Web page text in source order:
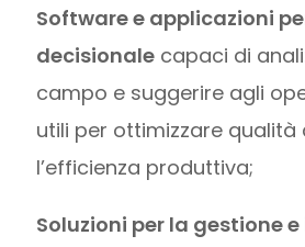
Software e applicazioni
decisionale capaci di
campo e suggerire agli
utili per ottimizzare
l’efficienza produttiva;
Soluzioni per la gestione e